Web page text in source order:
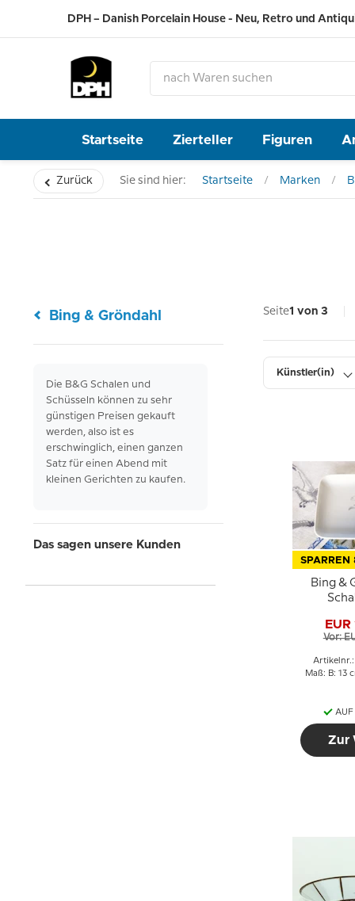
DPH – Danish Porcelain House - Neu, Retro und
Startseite Zierteller Figuren
Zurück Sie sind hier: Startseite Marken
Bing & Gröndahl
Die B&G Schalen und
Schüsseln können zu sehr
günstigen Preisen gekauft
werden, also ist es
erschwinglich, einen ganzen
Satz für einen Abend mit
kleinen Gerichten zu kaufen.
Das sagen unsere Kunden
Seite1 von 3
Künstler(in)
SPARREN
Bing &
EUR
Vor:
Artikelnr.:
Maß: B: 13
AUF
Zur